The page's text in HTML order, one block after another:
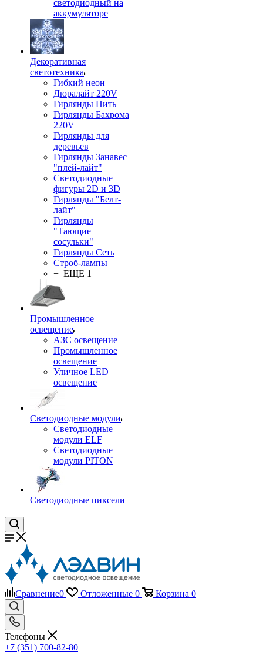
светодиодный на
аккумуляторе
Декоративная
светотехника
Гибкий неон
Дюралайт 220V
Гирлянды Нить
Гирлянды Бахрома
220V
Гирлянды для
деревьев
Гирлянды Занавес
"плей-лайт"
Светодиодные
фигуры 2D и 3D
Гирлянды "Белт-
лайт"
Гирлянды
"Тающие
сосульки"
Гирлянды Сеть
Строб-лампы
+ ЕЩЕ 1
Промышленное
освещение
АЗС освещение
Промышленное
освещение
Уличное LED
освещение
Светодиодные модули
Светодиодные
модули ELF
Светодиодные
модули PITON
Светодиодные пиксели
Сравнение0 Отложенные 0 Корзина 0
Телефоны
+7 (351) 700-82-80